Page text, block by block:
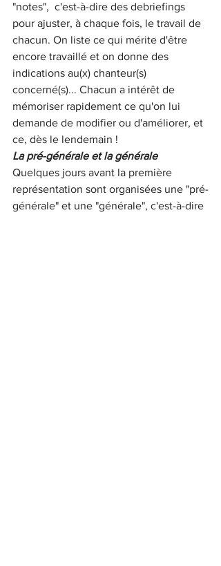
"notes",  c'est-à-dire des debriefings
pour ajuster, à chaque fois, le travail de
chacun. On liste ce qui mérite d'être
encore travaillé et on donne des
indications au(x) chanteur(s)
concerné(s)... Chacun a intérêt de
mémoriser rapidement ce qu'on lui
demande de modifier ou d'améliorer, et
ce, dès le lendemain !
La pré-générale et la générale
Quelques jours avant la première
représentation sont organisées une "pré-
générale" et une "générale", c'est-à-dire